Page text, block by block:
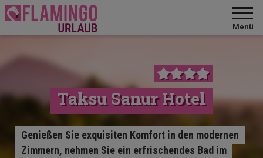
Menü
Taksu Sanur Hotel
Genießen Sie exquisiten Komfort in den modernen
Zimmern, nehmen Sie ein erfrischendes Bad im